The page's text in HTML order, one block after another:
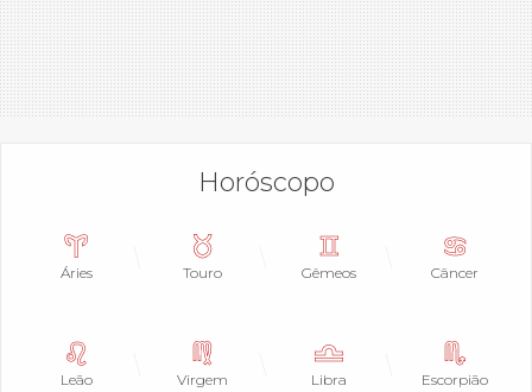
Horóscopo
Áries Touro Gêmeos Câncer
Leão Virgem Libra Escorpião